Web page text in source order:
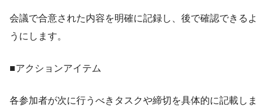
会議で合意された内容を明確に記録し、後で確認できるよ
うにします。
■アクションアイテム
各参加者が次に行うべきタスクや締切を具体的に記載しま